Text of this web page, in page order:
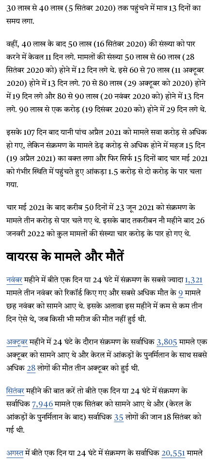
30 लाख से 40 लाख (5 सितंबर 2020) तक पहुंचने में मात्र 13 दिनों का
समय लगा.
वहीं, 40 लाख के बाद 50 लाख (16 सितंबर 2020) की संख्या को पार
करने में केवल 11 दिन लगे. मामलों की संख्या 50 लाख से 60 लाख (28
सितंबर 2020 को) होने में 12 दिन लगे थे. इसे 60 से 70 लाख (11 अक्टूबर
2020) होने में 13 दिन लगे. 70 से 80 लाख (29 अक्टूबर को 2020) होने
में 19 दिन लगे और 80 से 90 लाख (20 नवंबर 2020 को) होने में 13 दिन
लगे. 90 लाख से एक करोड़ (19 दिसंबर 2020 को) होने में 29 दिन लगे थे.
इसके 107 दिन बाद यानी पांच अप्रैल 2021 को मामले सवा करोड़ से अधिक
हो गए, लेकिन संक्रमण के मामले डेढ़ करोड़ से अधिक होने में महज 15 दिन
(19 अप्रैल 2021) का वक्त लगा और फिर सिर्फ 15 दिनों बाद चार मई 2021
को गंभीर स्थिति में पहुंचते हुए आंकड़ा 1.5 करोड़ से दो करोड़ के पार चला
गया.
चार मई 2021 के बाद करीब 50 दिनों में 23 जून 2021 को संक्रमण के
मामले तीन करोड़ से पार चले गए थे. इसके बाद तकरीबन नौ महीने बाद 26
जनवरी 2022 को कुल मामलों की संख्या चार करोड़ के पार हो गए थे.
वायरस के मामले और मौतें
नवंबरमहीने में बीते एक दिन या 24 घंटे में संक्रमण के सबसे ज्यादा1,321
मामले तीन नवंबर को रिकॉर्ड किए गए और सबसे अधिक मौत के 9 मामले
छह नवंबर को सामने आए थे. इसके अलावा इस महीने में कम से कम तीन
दिन ऐसे थे, जब किसी भी मरीज की मौत नहीं हुई थी.
अक्टूबरमहीने में 24 घंटे के दौरान संक्रमण के सर्वाधिक 3,805 मामले एक
अक्टूबर को सामने आए थे और केरल में आंकड़ों के पुनर्मिलान के साथ सबसे
अधिक 28लोगों की मौत तीन अक्टूबर को हुई थी.
सितंबरमहीने की बात करें तो बीते एक दिन या 24 घंटे में संक्रमण के
सर्वाधिक7,946मामले एक सितंबर को सामने आए थे और (केरल के
आंकड़ों के पुनर्मिलान के बाद) सर्वाधिक 35 लोगों की जान 18 सितंबर को
गई थी.
अगस्तमें बीते एक दिन या 24 घंटे में संक्रमण के सर्वाधिक 20,551मामले